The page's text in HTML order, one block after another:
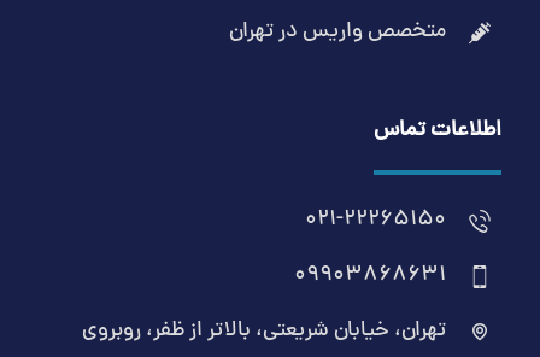
متخصص واریس در تهران
اطلاعات تماس
021-22265150
09903868631
تهران، خیابان شریعتی، بالاتر از ظفر، روبروی